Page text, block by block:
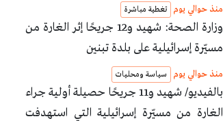
منذ حوالي يوم تغطية مباشرة
وزارة الصحة: شهيد و12 جريحًا إثر الغارة من
مسيّرة إسرائيلية على بلدة تبنين
منذ حوالي يوم سياسة ومحليات
بالفيديو/ شهيد و11 جريحًا حصيلة أولية جراء
الغارة من مسيّرة إسرائيلية التي استهدفت